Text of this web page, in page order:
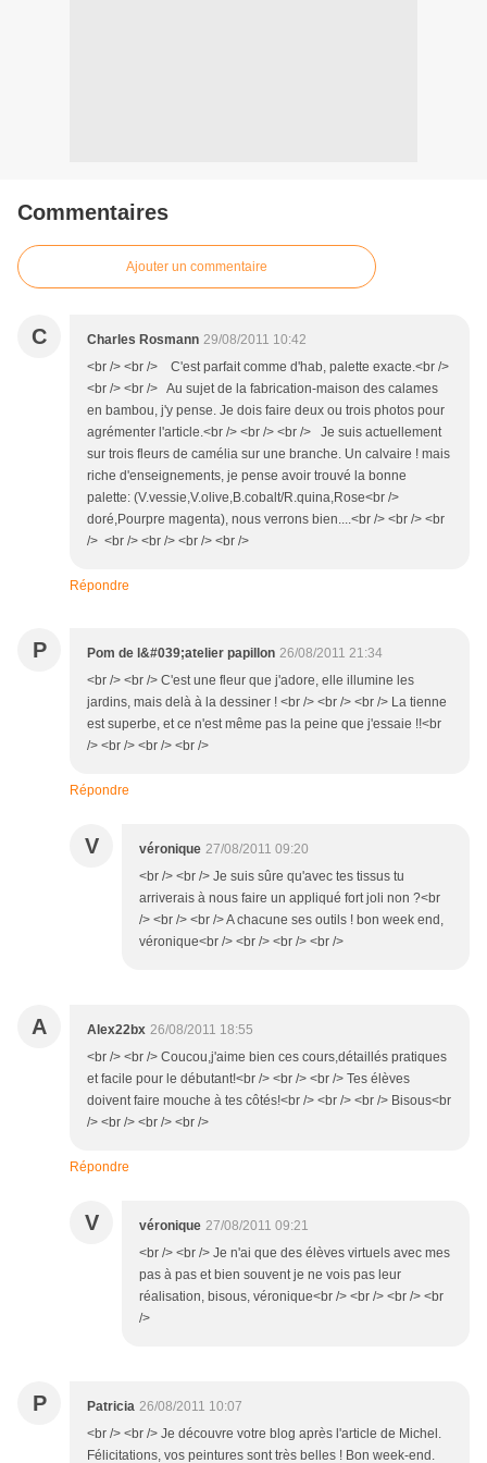
Commentaires
Ajouter un commentaire
C Charles Rosmann 29/08/2011 10:42
<br /> <br /> C'est parfait comme d'hab, palette exacte.<br />
<br /> <br /> Au sujet de la fabrication-maison des calames
en bambou, j'y pense. Je dois faire deux ou trois photos pour
agrémenter l'article.<br /> <br /> <br /> Je suis actuellement
sur trois fleurs de camélia sur une branche. Un calvaire ! mais
riche d'enseignements, je pense avoir trouvé la bonne
palette: (V.vessie,V.olive,B.cobalt/R.quina,Rose<br />
doré,Pourpre magenta), nous verrons bien....<br /> <br /> <br
/> <br /> <br /> <br /> <br />
Répondre
P Pom de l&#039;atelier papillon 26/08/2011 21:34
<br /> <br /> C'est une fleur que j'adore, elle illumine les
jardins, mais delà à la dessiner ! <br /> <br /> <br /> La tienne
est superbe, et ce n'est même pas la peine que j'essaie !!<br
/> <br /> <br /> <br />
Répondre
V véronique 27/08/2011 09:20
<br /> <br /> Je suis sûre qu'avec tes tissus tu
arriverais à nous faire un appliqué fort joli non ?<br
/> <br /> <br /> A chacune ses outils ! bon week end,
véronique<br /> <br /> <br /> <br />
A Alex22bx 26/08/2011 18:55
<br /> <br /> Coucou,j'aime bien ces cours,détaillés pratiques
et facile pour le débutant!<br /> <br /> <br /> Tes élèves
doivent faire mouche à tes côtés!<br /> <br /> <br /> Bisous<br
/> <br /> <br /> <br />
Répondre
V véronique 27/08/2011 09:21
<br /> <br /> Je n'ai que des élèves virtuels avec mes
pas à pas et bien souvent je ne vois pas leur
réalisation, bisous, véronique<br /> <br /> <br /> <br
/>
P Patricia 26/08/2011 10:07
<br /> <br /> Je découvre votre blog après l'article de Michel.
Félicitations, vos peintures sont très belles ! Bon week-end.